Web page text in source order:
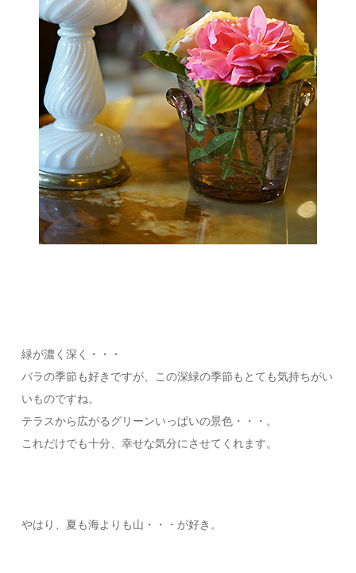
緑が濃く深く・・・
バラの季節も好きですが、この深緑の季節もとても気持ちがい
いものですね。
テラスから広がるグリーンいっぱいの景色・・・。
これだけでも十分、幸せな気分にさせてくれます。
やはり、夏も海よりも山・・・が好き。